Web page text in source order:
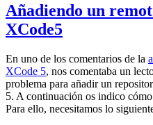
Añadiendo un
XCode5
En uno de los comentarios de la
XCode 5, nos comentaba un
problema para añadir un
5. A continuación os indico
Para ello, necesitamos lo